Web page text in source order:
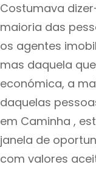
Costumava
maioria das
os agentes
mas daquela
económica, a
daquelas
em Caminha ,
janela de
com valores